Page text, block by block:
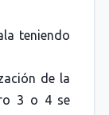
teniendo
de la
3 o 4 se